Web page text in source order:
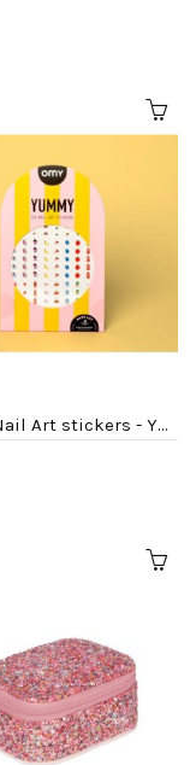
OMY - Nail Art stickers - YUMMY